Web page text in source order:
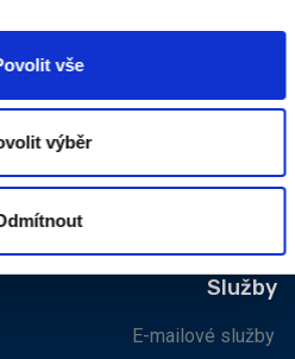
vše
výběr
561 64 Jablonné nad Orlicí
Masarykovo náměstí 46
Služby
E-mailové služby